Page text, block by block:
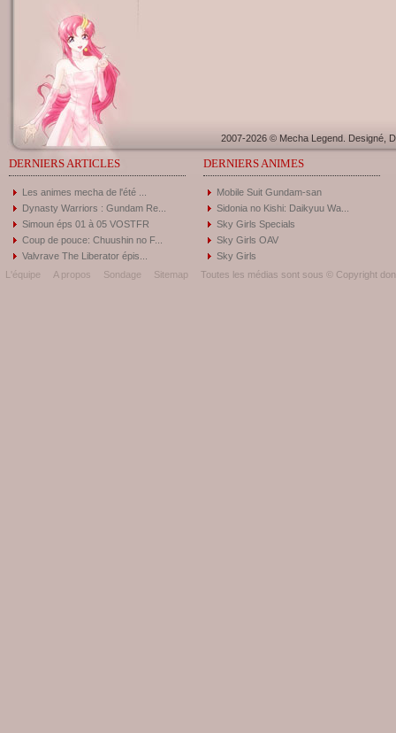
2007-2026 © Mecha Legend. Designé,
DERNIERS ARTICLES
Les animes mecha de l'été ...
Dynasty Warriors : Gundam Re...
Simoun éps 01 à 05 VOSTFR
Coup de pouce: Chuushin no F...
Valvrave The Liberator épis...
DERNIERS ANIMES
Mobile Suit Gundam-san
Sidonia no Kishi: Daikyuu Wa...
Sky Girls Specials
Sky Girls OAV
Sky Girls
L'équipe
A propos Sondage Sitemap Toutes les médias sont sous © Copyright